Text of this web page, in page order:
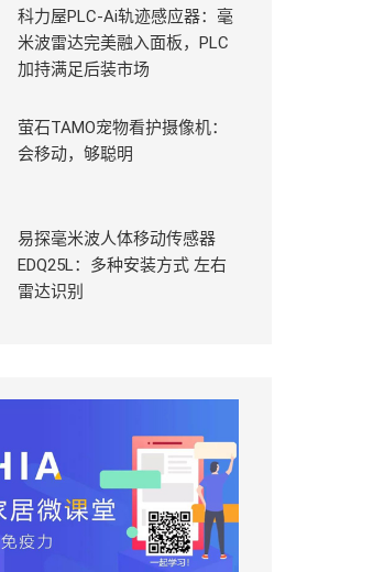
科力屋PLC-Ai轨迹感应器：毫
米波雷达完美融入面板，PLC
加持满足后装市场
萤石TAMO宠物看护摄像机：
会移动，够聪明
易探毫米波人体移动传感器
EDQ25L：多种安装方式 左右
雷达识别